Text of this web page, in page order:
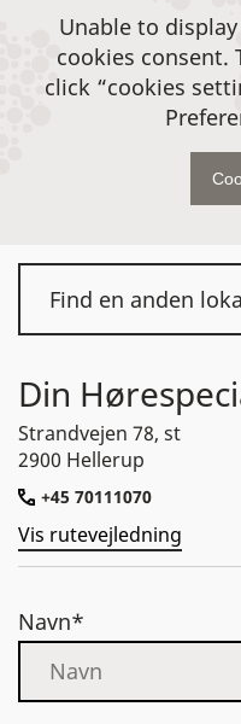
Find en anden
Din
Strandvejen 78, st
2900 Hellerup
+45 70111070
Vis rutevejledning
Navn*
Unable to
cookies consent.
click “cookies